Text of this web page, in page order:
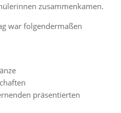
zusammenkamen.
war folgendermaßen
präsentierten